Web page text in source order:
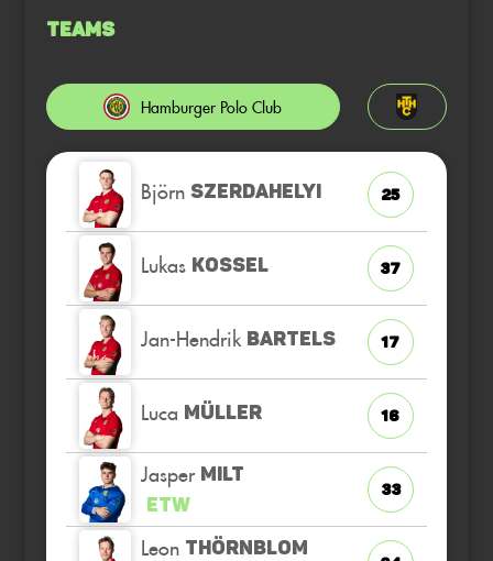
Teams
Hamburger Polo Club
Björn SZERDAHELYI 25
Lukas KOSSEL 37
Jan-Hendrik BARTELS 17
Luca MÜLLER 16
Jasper MILT
ETW
33
Leon THÖRNBLOM